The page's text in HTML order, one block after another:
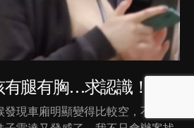
腿有胸…求認識！
現車廂明顯變得比較空，不過這